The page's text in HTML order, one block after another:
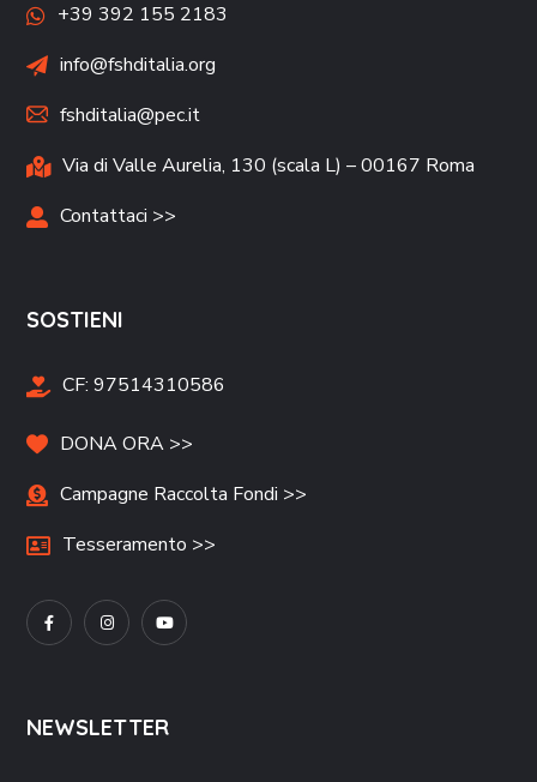
+39 392 155 2183
info@fshditalia.org
fshditalia@pec.it
Via di Valle Aurelia, 130 (scala L) – 00167 Roma
Contattaci >>
SOSTIENI
CF:97514310586
DONA ORA >>
Campagne Raccolta Fondi >>
Tesseramento >>
NEWSLETTER